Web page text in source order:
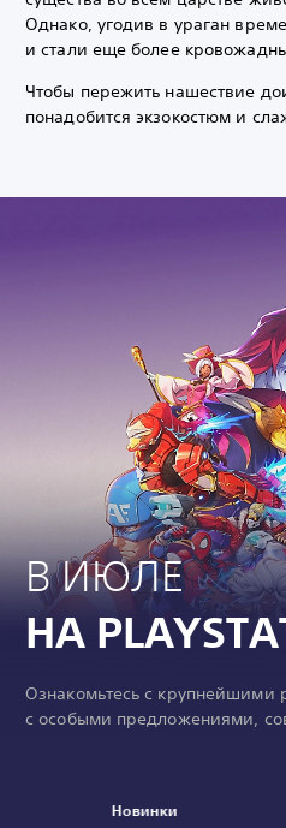
Однако, угодив в ураган
и стали еще более
Чтобы пережить нашествие
понадобится экзокостюм и
В ИЮЛЕ
НА
Ознакомьтесь с крупнейшими
с особыми предложениями,
Новинки